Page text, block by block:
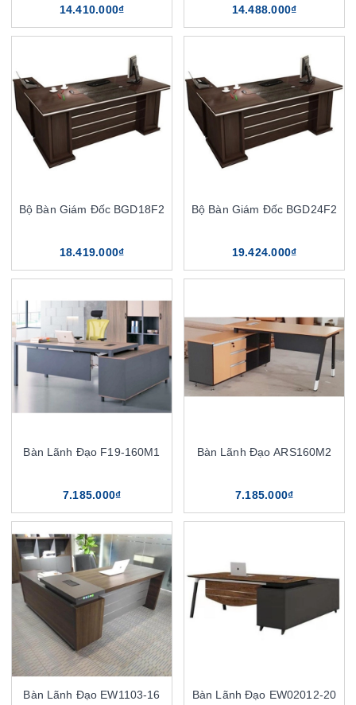
14.410.000₫ 14.488.000₫
Bộ Bàn Giám Đốc BGD18F2
18.419.000₫
Bộ Bàn Giám Đốc BGD24F2
19.424.000₫
Bàn Lãnh Đạo F19-160M1
7.185.000₫
Bàn Lãnh Đạo ARS160M2
7.185.000₫
Bàn Lãnh Đạo EW1103-16 Bàn Lãnh Đạo EW02012-20